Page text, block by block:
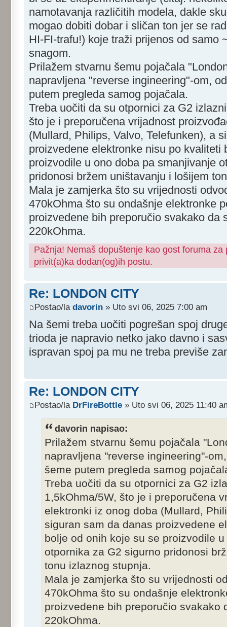
namotavanja različitih modela, dakle
mogao dobiti dobar i sličan ton jer se
HI-FI-trafu!) koje traži prijenos od samo
snagom.
Prilažem stvarnu šemu pojačala
napravljena "reverse ingineering"-om,
putem pregleda samog pojačala.
Treba uočiti da su otpornici za G2
što je i preporučena vrijadnost
(Mullard, Philips, Valvo, Telefunken), a
proizvedene elektronke nisu po kvaliteti
proizvodile u ono doba pa smanjivanje
pridonosi bržem uništavanju i lošijem
Mala je zamjerka što su vrijednosti
470kOhma što su ondašnje elektronke
proizvedene bih preporučio svakako da
220kOhma.
Pažnja! Nemaš dopuštenje kao gost foruma
privit(a)ka dodan(og)ih postu.
Re: LONDON CITY
Postao/la davorin » Uto svi 06, 2025 7:00 am
Na šemi treba uočiti pogrešan spoj
trioda je napravio netko jako davno i
ispravan spoj pa mu ne treba previše
Re: LONDON CITY
Postao/la DrFireBottle » Uto svi 06, 2025 11:40
davorin napisao:
Prilažem stvarnu šemu pojačala
napravljena "reverse ingineering"-
šeme putem pregleda samog
Treba uočiti da su otpornici za G2
1,5kOhma/5W, što je i preporučena
elektronki iz onog doba (Mullard,
siguran sam da danas proizvedene
bolje od onih koje su se proizvodile
otpornika za G2 sigurno pridonosi
tonu izlaznog stupnja.
Mala je zamjerka što su vrijednosti
470kOhma što su ondašnje
proizvedene bih preporučio svakako
220kOhma.